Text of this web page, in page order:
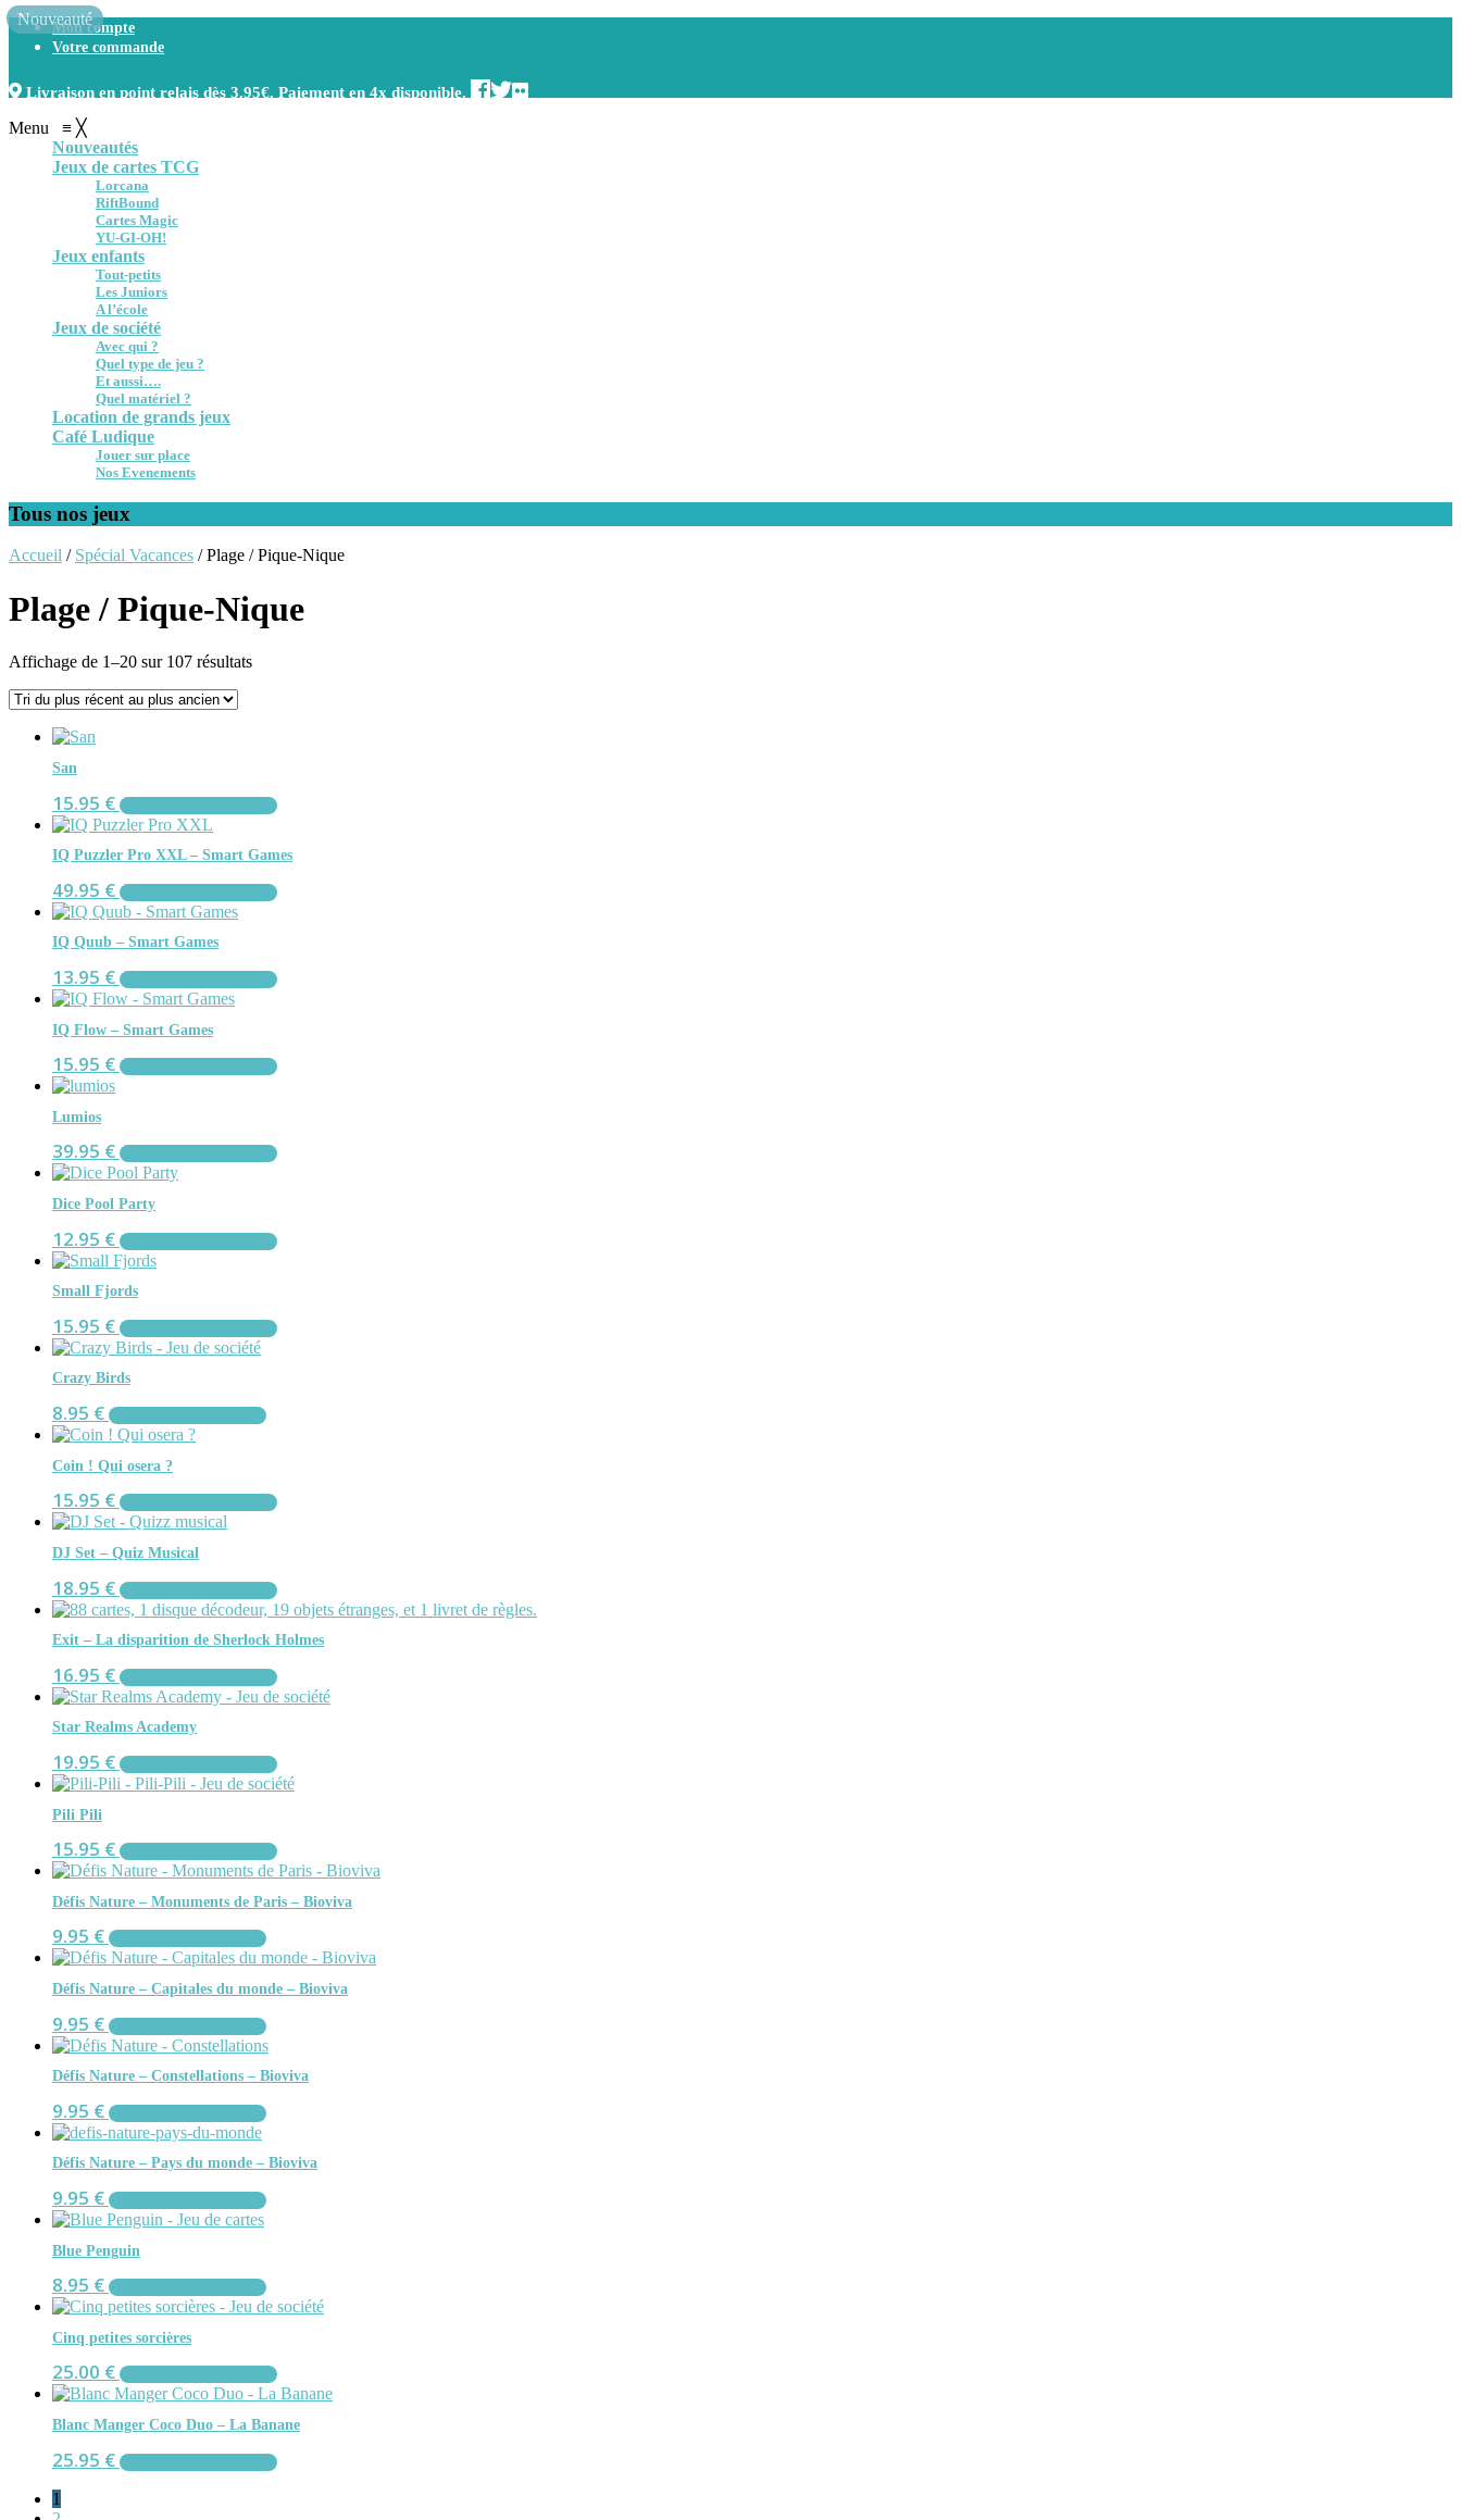
Mon compte
Votre commande
Livraison en point relais dès 3.95€. Paiement en 4x disponible.
Menu ≡ ╳
Nouveautés
Jeux de cartes TCG
Lorcana
RiftBound
Cartes Magic
YU-GI-OH!
Jeux enfants
Tout-petits
Les Juniors
A l’école
Jeux de société
Avec qui ?
Quel type de jeu ?
Et aussi….
Quel matériel ?
Location de grands jeux
Café Ludique
Jouer sur place
Nos Evenements
Tous nos jeux
Accueil / Spécial Vacances / Plage / Pique-Nique
Plage / Pique-Nique
Affichage de 1–20 sur 107 résultatsTrié
Nouveauté
San
15.95 €
IQ Puzzler Pro XXL – Smart Games
49.95 €
IQ Quub – Smart Games
13.95 €
IQ Flow – Smart Games
15.95 €
Lumios
39.95 €
Dice Pool Party
12.95 €
Small Fjords
15.95 €
Crazy Birds
8.95 €
Coin ! Qui osera ?
15.95 €
DJ Set – Quiz Musical
18.95 €
Exit – La disparition de Sherlock Holmes
16.95 €
Star Realms Academy
19.95 €
Pili Pili
15.95 €
Défis Nature – Monuments de Paris – Bioviva
9.95 €
Défis Nature – Capitales du monde – Bioviva
9.95 €
Défis Nature – Constellations – Bioviva
9.95 €
Défis Nature – Pays du monde – Bioviva
9.95 €
Blue Penguin
8.95 €
Cinq petites sorcières
25.00 €
Blanc Manger Coco Duo – La Banane
25.95 €
1